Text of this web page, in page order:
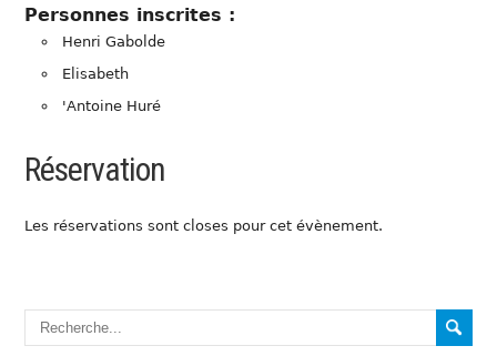
Personnes inscrites :
Henri Gabolde
Elisabeth
'Antoine Huré
Réservation
Les réservations sont closes pour cet évènement.